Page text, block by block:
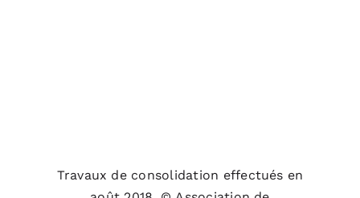
Travaux de consolidation effectués en